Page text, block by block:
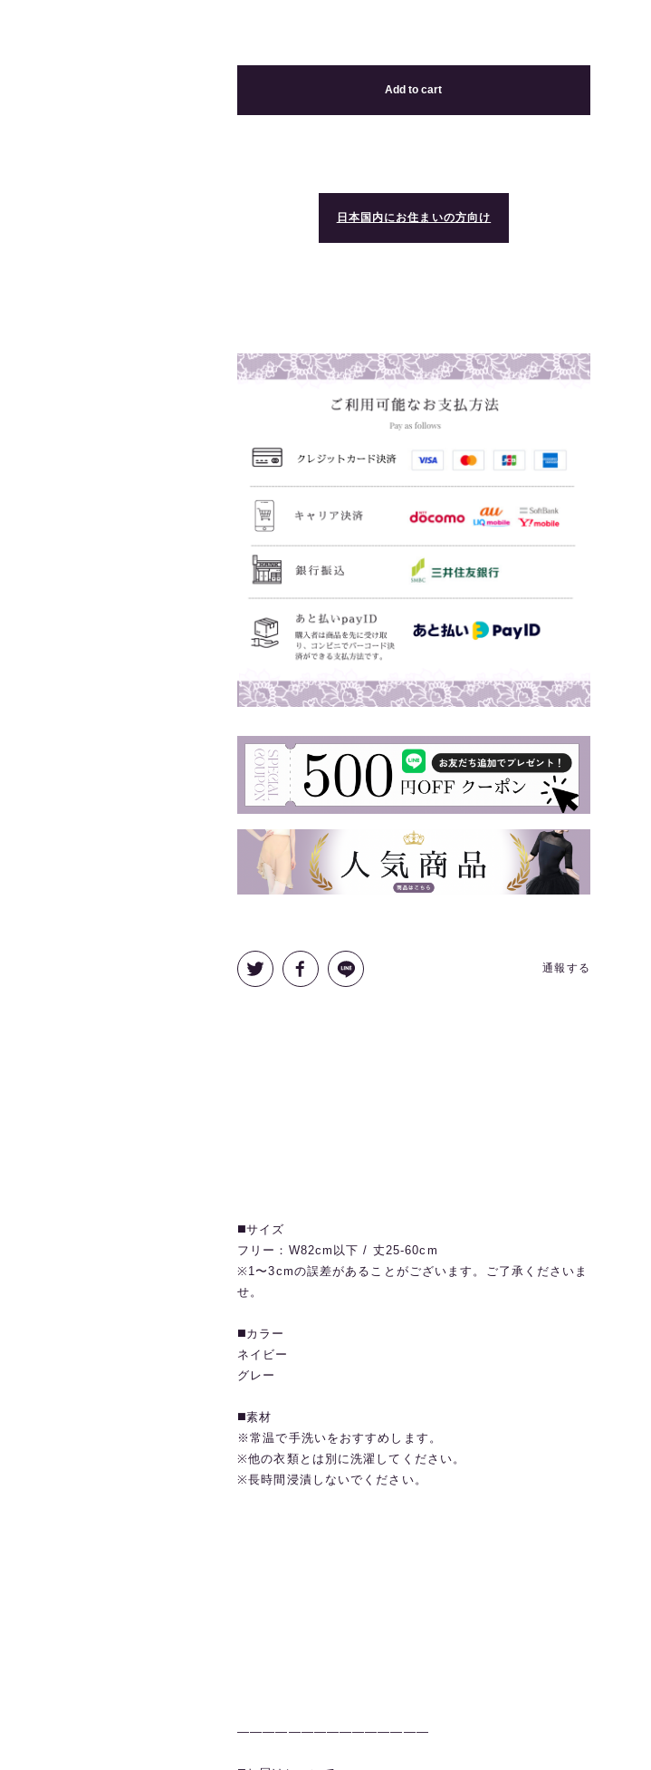
Add to cart
日本国内にお住まいの方向け
通報する
◼️サイズ
フリー：W82cm以下 / 丈25-60cm
※1〜3cmの誤差があることがございます。ご了承くださいま
せ。
◼️カラー
ネイビー
グレー
◼️素材
※常温で手洗いをおすすめします。
※他の衣類とは別に洗濯してください。
※長時間浸漬しないでください。
———————————————